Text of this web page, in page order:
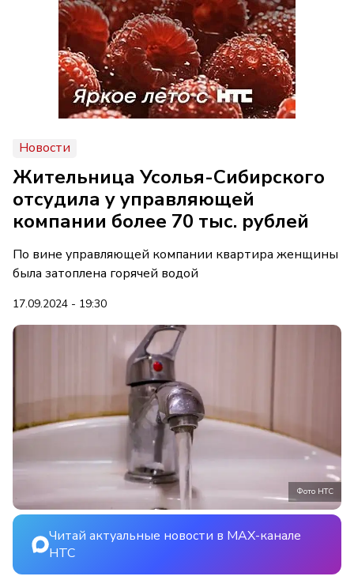
Новости
Жительница Усолья-Сибирского
отсудила у управляющей
компании более 70 тыс. рублей
По вине управляющей компании квартира женщины
была затоплена горячей водой
17.09.2024 - 19:30
Фото НТС
Читай актуальные новости в MAX-канале
НТС